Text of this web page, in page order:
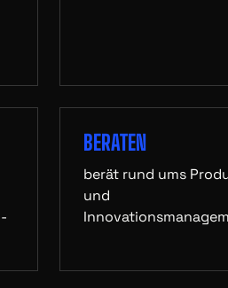
BERATEN
berät rund ums
und